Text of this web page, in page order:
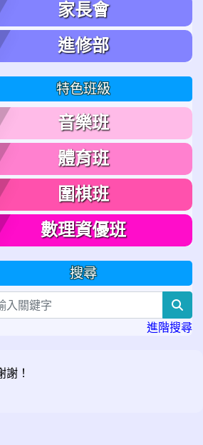
家長會
進修部
特色班級
音樂班
體育班
圍棋班
數理資優班
搜尋
進階搜尋
！